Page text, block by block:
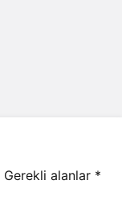
Gerekli alanlar *